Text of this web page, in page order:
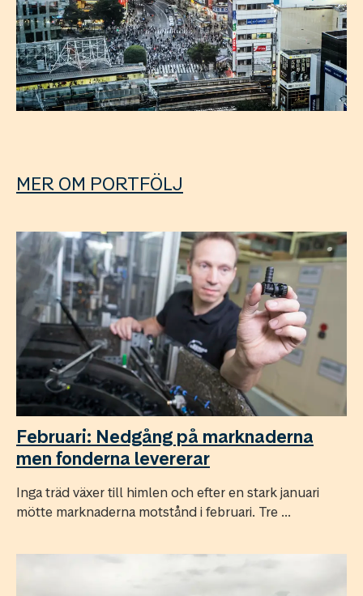
MER OM PORTFÖLJ
Februari: Nedgång på marknaderna
men fonderna levererar
Inga träd växer till himlen och efter en stark januari
mötte marknaderna motstånd i februari. Tre ...